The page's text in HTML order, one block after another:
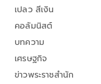
เปลว สีเงิน
คอลัมนิสต์
บทความ
เศรษฐกิจ
ข่าวพระราชสำนัก